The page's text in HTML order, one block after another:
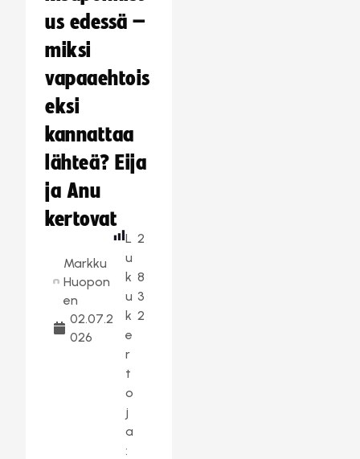
us edessä –
miksi
vapaaehtois
eksi
kannattaa
lähteä? Eija
ja Anu
kertovat
Markku
Huopon
en
02.07.2
026
L
u
k
u
k
e
r
t
o
j
a
:
2
8
3
2